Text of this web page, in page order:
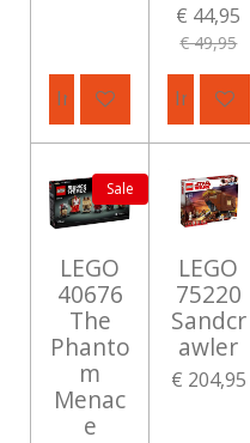
In winkelwagen
€ 44,95
€ 49,95
In
Sale
LEGO
40676
The
Phanto
m
Menac
e
LEGO
75220
Sandcr
awler
€ 204,95